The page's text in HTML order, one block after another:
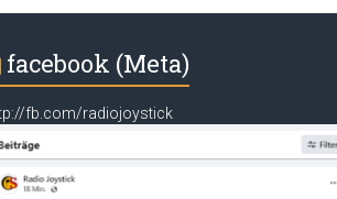
facebook (Meta)
fb.com/radiojoystick